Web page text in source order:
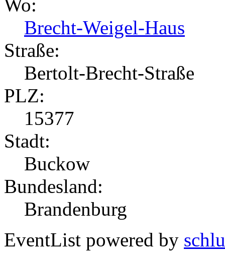
Wo:
Brecht-Weigel-Haus
Straße:
Bertolt-Brecht-Straße
PLZ:
15377
Stadt:
Buckow
Bundesland:
Brandenburg
EventList powered by